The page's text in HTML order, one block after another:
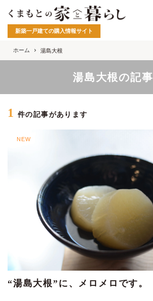
新築一戸建ての購入情報サイト
ホーム 湯島大根
湯島大根の記事
1 件の記事があります
NEW
“湯島大根”に、メロメロです。